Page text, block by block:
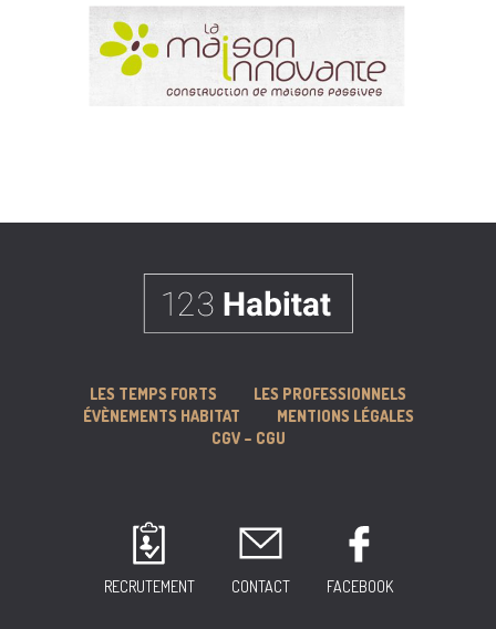
LES TEMPS FORTS
LES PROFESSIONNELS
ÉVÈNEMENTS HABITAT
MENTIONS LÉGALES
CGV – CGU
RECRUTEMENT CONTACT FACEBOOK